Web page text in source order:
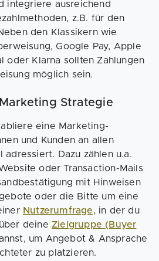
integriere ausreichend
z.B. für den
den Klassikern wie
Google Pay, Apple
oder Klarna sollten Zahlungen
möglich sein.
Strategie
eine Marketing-
und Kunden an allen
adressiert. Dazu zählen u.a.
oder Transaction-Mails
mit Hinweisen
oder die Bitte um eine
Nutzerumfrage, in der du
deine Zielgruppe (Buyer
um Angebot & Ansprache
zu platzieren.